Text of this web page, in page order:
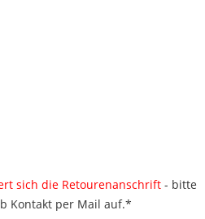
sich die Retourenanschrift - bitte
Kontakt per Mail auf.*